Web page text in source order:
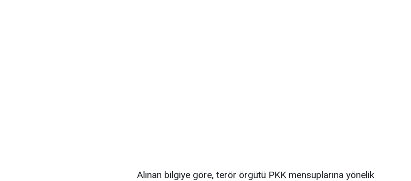
Alınan bilgiye göre, terör örgütü PKK mensuplarına yönelik